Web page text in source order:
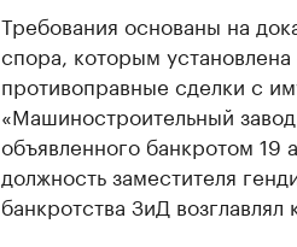
Требования основаны на
спора, которым
противоправные сделки с
«Машиностроительный
объявленного банкротом 19
должность заместителя
банкротства ЗиД возглавлял